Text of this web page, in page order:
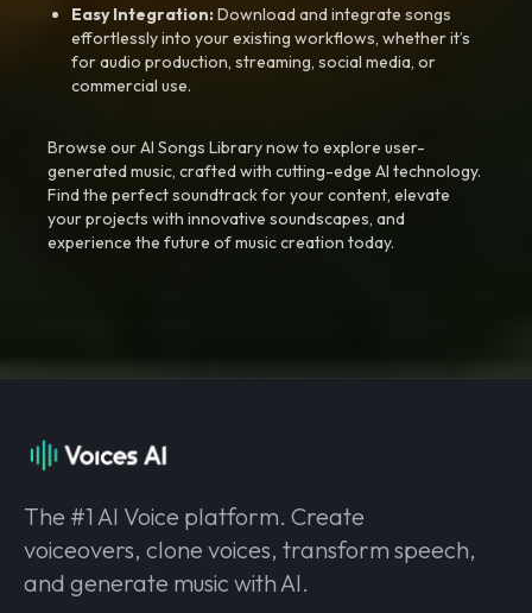
Easy Integration:Download and integrate songs
effortlessly into your existing workflows, whether it’s
for audio production, streaming, social media, or
commercial use.
Browse our AI Songs Library now to explore user-
generated music, crafted with cutting-edge AI technology.
Find the perfect soundtrack for your content, elevate
your projects with innovative soundscapes, and
experience the future of music creation today.
The #1 AI Voice platform. Create
voiceovers, clone voices, transform speech,
and generate music with AI.